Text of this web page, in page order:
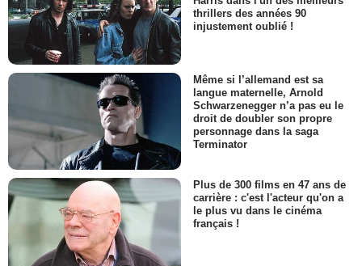
thrillers des années 90
injustement oublié !
Même si l’allemand est sa
langue maternelle, Arnold
Schwarzenegger n’a pas eu le
droit de doubler son propre
personnage dans la saga
Terminator
Plus de 300 films en 47 ans de
carrière : c'est l'acteur qu'on a
le plus vu dans le cinéma
français !